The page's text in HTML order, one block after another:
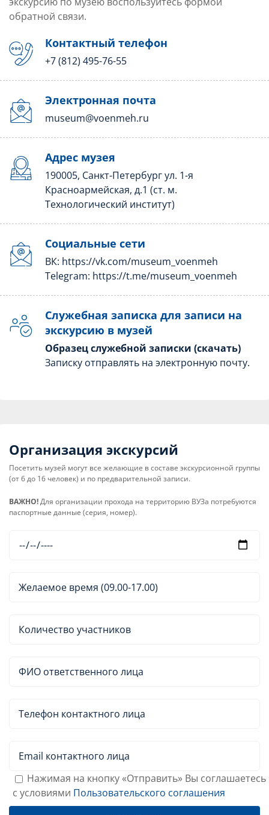
обратной связи.
Контактный телефон
+7 (812) 495-76-55
Электронная почта
museum@voenmeh.ru
Адрес музея
190005, Санкт-Петербург ул. 1-я
Красноармейская, д.1 (ст. м.
Технологический институт)
Социальные сети
ВК: https://vk.com/museum_voenmeh
Telegram: https://t.me/museum_voenmeh
Служебная записка для записи на
экскурсию в музей
Образец служебной записки (скачать)
Записку отправлять на электронную почту.
Организация экскурсий
Посетить музей могут все желающие в составе экскурсионной группы
(от 6 до 16 человек) и по предварительной записи.
ВАЖНО!Для организации прохода на территорию ВУЗа потребуются
паспортные данные (серия, номер).
Нажимая на кнопку «Отправить» Вы соглашаетесь
с условиями Пользовательского соглашения